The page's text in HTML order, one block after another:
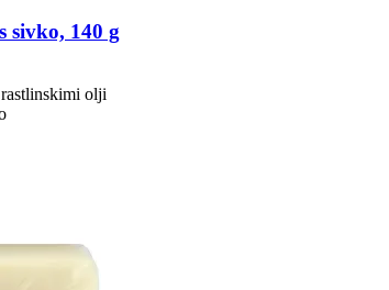
sivko, 140 g
olji